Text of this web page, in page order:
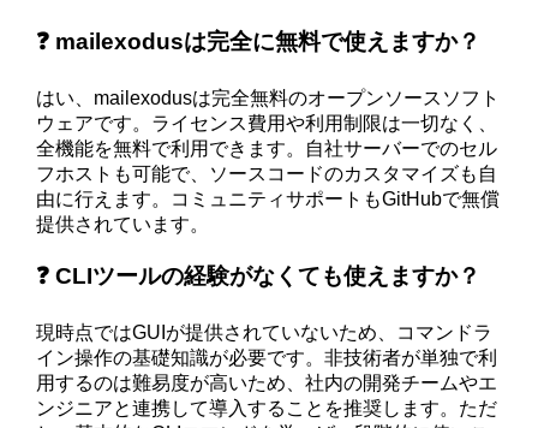
❓ mailexodusは完全に無料で使えますか？
はい、mailexodusは完全無料のオープンソースソフト
ウェアです。ライセンス費用や利用制限は一切なく、
全機能を無料で利用できます。自社サーバーでのセル
フホストも可能で、ソースコードのカスタマイズも自
由に行えます。コミュニティサポートもGitHubで無償
提供されています。
❓ CLIツールの経験がなくても使えますか？
現時点ではGUIが提供されていないため、コマンドラ
イン操作の基礎知識が必要です。非技術者が単独で利
用するのは難易度が高いため、社内の開発チームやエ
ンジニアと連携して導入することを推奨します。ただ